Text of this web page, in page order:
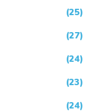
(25)
(27)
(24)
(23)
(24)